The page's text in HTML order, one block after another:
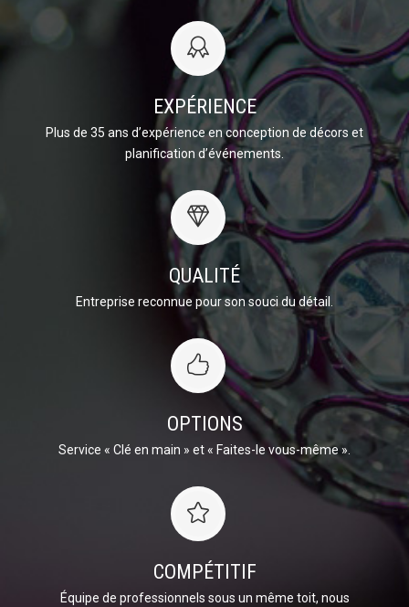
EXPÉRIENCE
Plus de 35 ans d’expérience en conception de décors et
planification d’événements.
QUALITÉ
Entreprise reconnue pour son souci du détail.
OPTIONS
Service « Clé en main » et « Faites-le vous-même ».
COMPÉTITIF
Équipe de professionnels sous un même toit, nous